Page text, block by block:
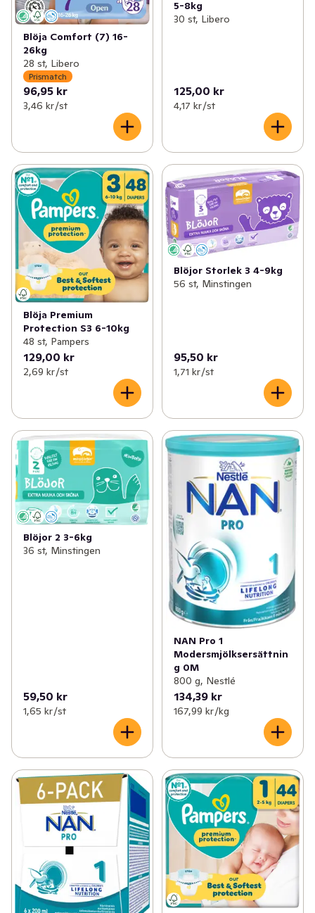
Blöja Comfort (7) 16-
26kg
28 st, Libero
Prismatch
96,95 kr
3,46 kr /st
5-8kg
30 st, Libero
125,00 kr
4,17 kr /st
Blöja Premium
Protection S3 6-10kg
48 st, Pampers
129,00 kr
2,69 kr /st
Blöjor Storlek 3 4-9kg
56 st, Minstingen
95,50 kr
1,71 kr /st
Blöjor 2 3-6kg
36 st, Minstingen
59,50 kr
1,65 kr /st
NAN Pro 1
Modersmjölksersättnin
g 0M
800 g, Nestlé
134,39 kr
167,99 kr /kg